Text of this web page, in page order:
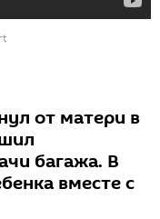
от матери в
багажа. В
вместе с